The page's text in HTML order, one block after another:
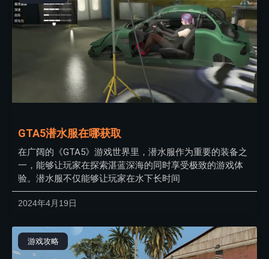
GTA5潜水服在哪获取
在广阔的《GTA5》游戏世界里，潜水服作为重要的装备之
一，能够让玩家在探索湛蓝深海的同时享受极致的游戏体
验。潜水服不仅能够让玩家在水下长时间
2024年4月19日
游戏攻略